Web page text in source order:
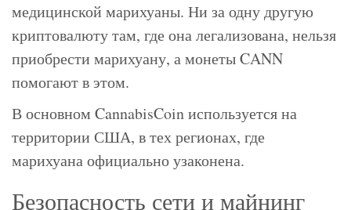
медицинской марихуаны. Ни за одну другую
криптовалюту там, где она легализована, нельзя
приобрести марихуану, а монеты CANN
помогают в этом.
В основном CannabisCoin используется на
территории США, в тех регионах, где
марихуана официально узаконена.
Безопасность сети и майнинг